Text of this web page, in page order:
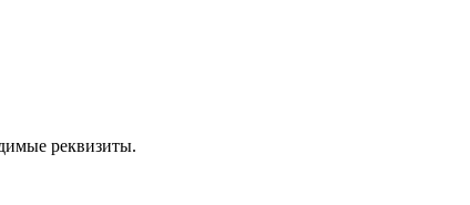
реквизиты.